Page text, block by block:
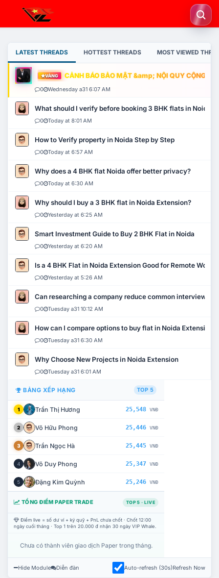
LATEST THREADS HOTTEST THREADS MOST VIEWED
VÀNG CẢNH BÁO BẢO MẬT &amp; NỘI QUY CỘNG
0 Wednesday a31 6:07 AM
What should I verify before booking 3 BHK flats in Noida?
0 Today at 8:01 AM
How to Verify property in Noida Step by Step
0 Today at 6:57 AM
Why does a 4 BHK flat Noida offer better privacy?
0 Today at 6:30 AM
Why should I buy a 3 BHK flat in Noida Extension?
0 Yesterday at 6:25 AM
Smart Investment Guide to Buy 2 BHK Flat in Noida
0 Yesterday at 6:20 AM
Is a 4 BHK Flat in Noida Extension Good for Remote Work?
0 Yesterday at 5:26 AM
Can researching a company reduce common interview
0 Tuesday a31 10:12 AM
How can I compare options to buy flat in Noida Extension?
0 Tuesday a31 6:30 AM
Why Choose New Projects in Noida Extension
0 Tuesday a31 6:01 AM
BẢNG XẾP HẠNG TOP 5
1 Trần Thị Hương 25,548 VNĐ
2 Võ Hữu Phong 25,446 VNĐ
3 Trần Ngọc Hà 25,445 VNĐ
4 Võ Duy Phong 25,347 VNĐ
5 Đặng Kim Quỳnh 25,246 VNĐ
TỔNG ĐIỂM PAPER TRADE TOP 5 · LIVE
Điểm live = số dư ví + ký quỹ + PnL chưa chốt · Chốt 12:00
ngày cuối tháng · Top 1 trên 20.000 đ nhận 30 ngày VIP Whale.
Chưa có thành viên giao dịch Paper trong tháng.
Hide Module Diễn đàn Auto-refresh (30s)Refresh Now